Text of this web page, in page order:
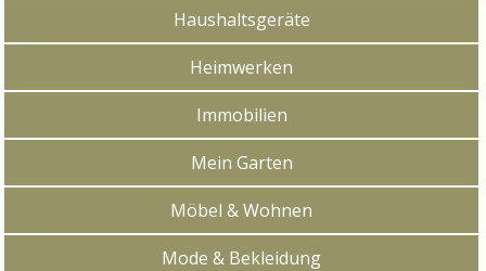
Haushaltsgeräte
Heimwerken
Immobilien
Mein Garten
Möbel & Wohnen
Mode & Bekleidung